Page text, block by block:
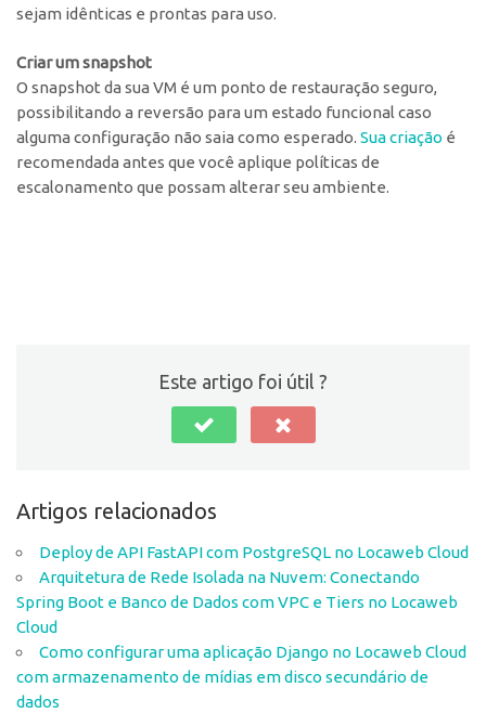
sejam idênticas e prontas para uso.
Criar um snapshot
O snapshotda sua VM é um ponto de restauração seguro,
possibilitando a reversão para um estado funcional caso
alguma configuração não saia como esperado. Sua criação é
recomendada antes que você aplique políticas de
escalonamento que possam alterar seu ambiente.
Este artigo foi útil ?
Artigos relacionados
Deploy de API FastAPI com PostgreSQL no Locaweb Cloud
Arquitetura de Rede Isolada na Nuvem: Conectando
Spring Boot e Banco de Dados com VPC e Tiers no Locaweb
Cloud
Como configurar uma aplicação Django no Locaweb Cloud
com armazenamento de mídias em disco secundário de
dados